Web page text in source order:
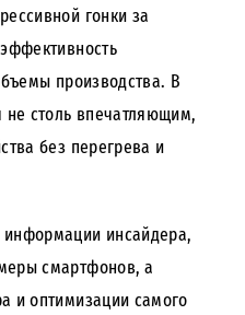
гонки за
производства. В
не столь впечатляющим,
без перегрева и
инсайдера,
смартфонов, а
и оптимизации самого